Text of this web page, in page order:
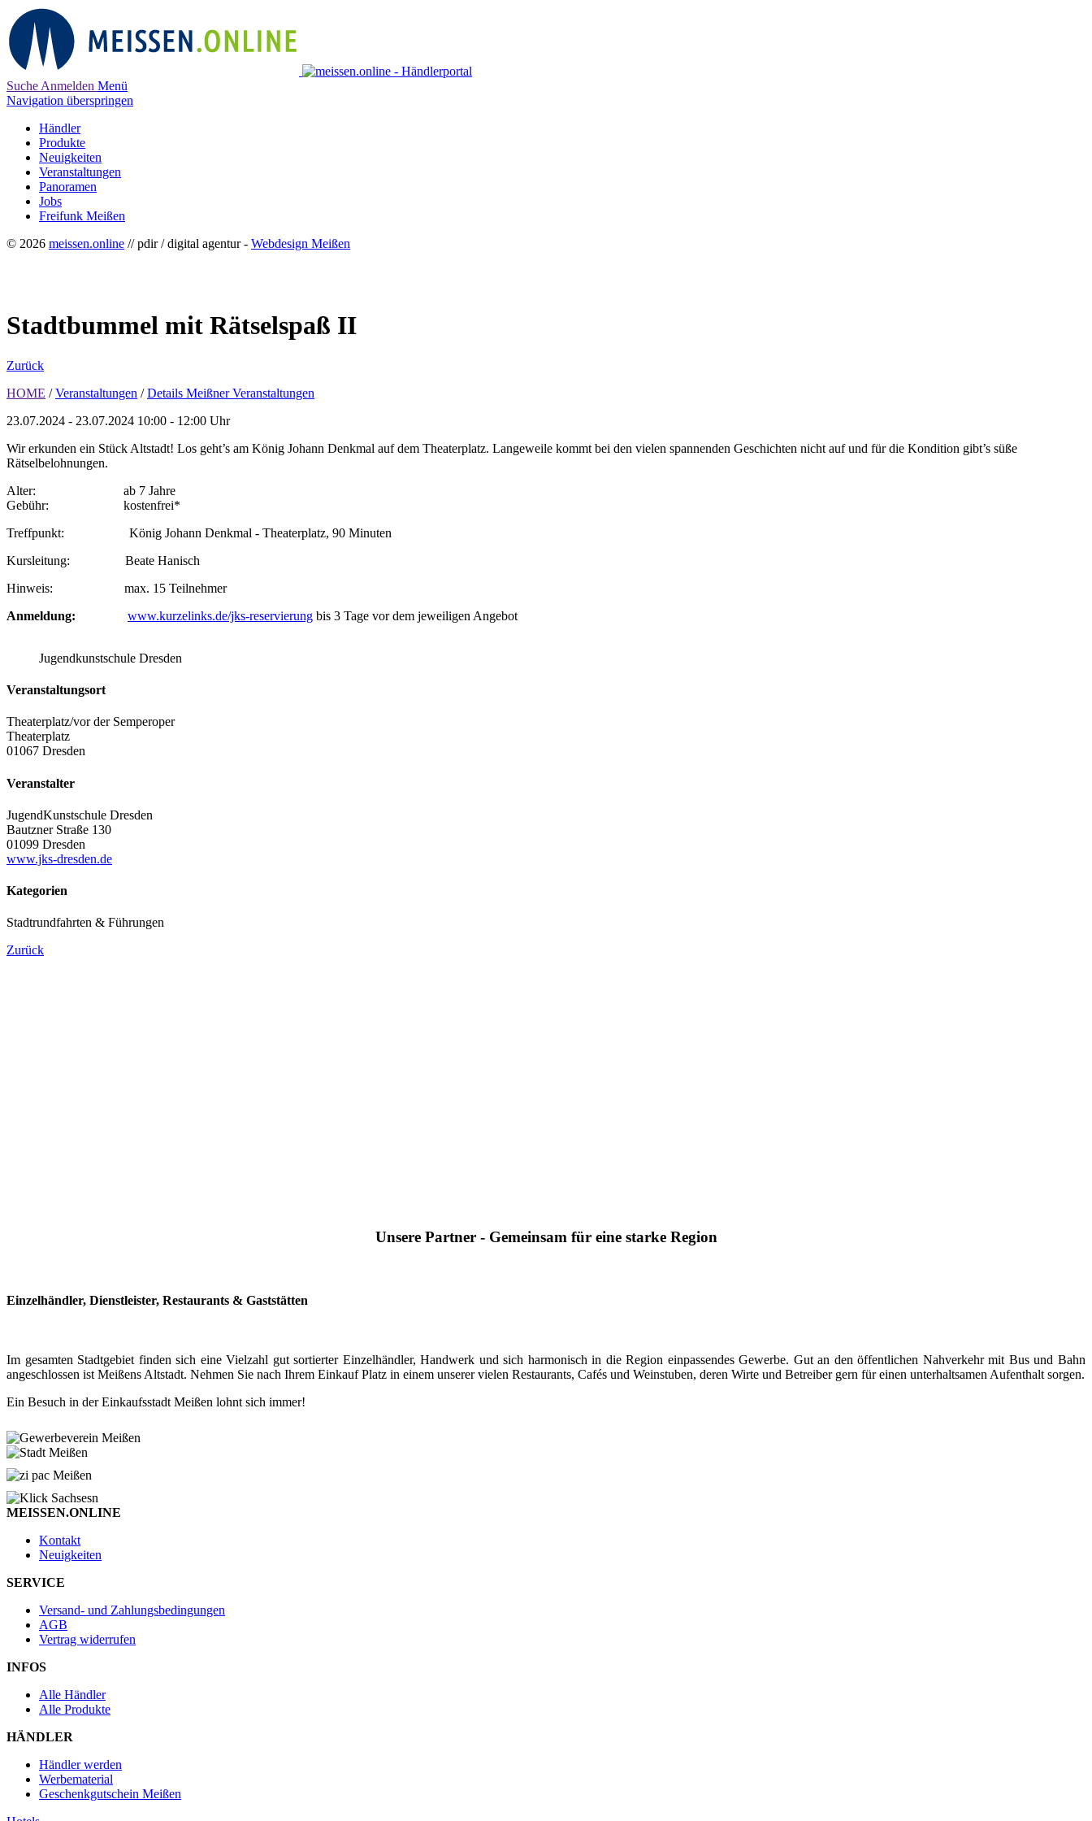
Suche Anmelden Menü
Navigation überspringen
Händler
Produkte
Neuigkeiten
Veranstaltungen
Panoramen
Jobs
Freifunk Meißen
© 2026 meissen.online // pdir / digital agentur - Webdesign Meißen
Stadtbummel mit Rätselspaß II
Zurück
HOME / Veranstaltungen / Details Meißner Veranstaltungen
23.07.2024 - 23.07.2024 10:00 - 12:00 Uhr
Wir erkunden ein Stück Altstadt! Los geht’s am König Johann Denkmal auf dem Theaterplatz. Langeweile kommt bei den vielen spannenden Geschichten nicht auf und für die Kondition gibt’s süße
Rätselbelohnungen.
Alter: ab 7 Jahre
Gebühr: kostenfrei*
Treffpunkt: König Johann Denkmal - Theaterplatz, 90 Minuten
Kursleitung: Beate Hanisch
Hinweis: max. 15 Teilnehmer
Anmeldung:
www.kurzelinks.de/jks-reservierung bis 3 Tage vor dem jeweiligen Angebot
Jugendkunstschule Dresden
Veranstaltungsort
Theaterplatz/vor der Semperoper
Theaterplatz
01067 Dresden
Veranstalter
JugendKunstschule Dresden
Bautzner Straße 130
01099 Dresden
www.jks-dresden.de
Kategorien
Stadtrundfahrten & Führungen
Zurück
Unsere Partner - Gemeinsam für eine starke Region
Einzelhändler, Dienstleister, Restaurants & Gaststätten
Im gesamten Stadtgebiet finden sich eine Vielzahl gut sortierter Einzelhändler, Handwerk und sich harmonisch in die Region einpassendes Gewerbe. Gut an den öffentlichen Nahverkehr mit Bus und Bahn
angeschlossen ist Meißens Altstadt. Nehmen Sie nach Ihrem Einkauf Platz in einem unserer vielen Restaurants, Cafés und Weinstuben, deren Wirte und Betreiber gern für einen unterhaltsamen Aufenthalt sorgen.
Ein Besuch in der Einkaufsstadt Meißen lohnt sich immer!
MEISSEN.ONLINE
Kontakt
Neuigkeiten
SERVICE
Versand- und Zahlungsbedingungen
AGB
Vertrag widerrufen
INFOS
Alle Händler
Alle Produkte
HÄNDLER
Händler werden
Werbematerial
Geschenkgutschein Meißen